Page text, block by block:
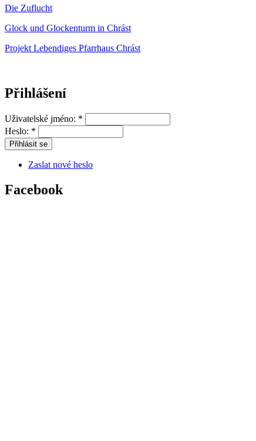
Die Zuflucht
Glock und Glockenturm in Chrást
Projekt Lebendiges Pfarrhaus Chrást
Přihlášení
Uživatelské jméno: *
Heslo: *
Zaslat nové heslo
Facebook